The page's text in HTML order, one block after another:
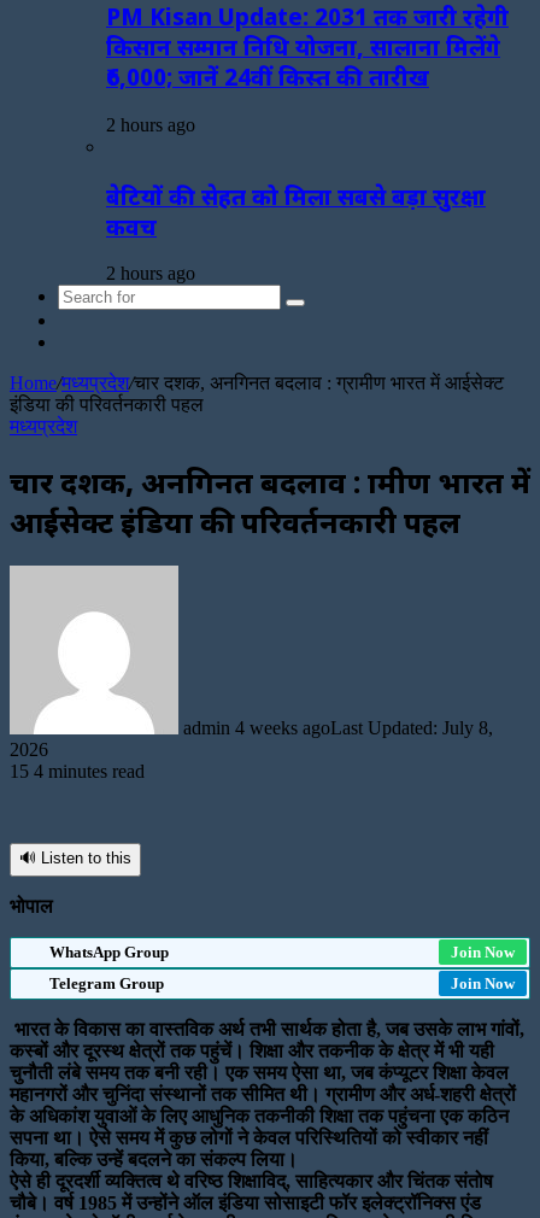
PM Kisan Update: 2031 तक जारी रहेगी
किसान सम्मान निधि योजना, सालाना मिलेंगे
₹6,000; जानें 24वीं किस्त की तारीख
2 hours ago
बेटियों की सेहत को मिला सबसे बड़ा सुरक्षा
कवच
2 hours ago
Search
Home/मध्यप्रदेश/चार दशक, अनगिनत बदलाव : ग्रामीण भारत में आईसेक्ट
इंडिया की परिवर्तनकारी पहल
मध्यप्रदेश
चार दशक, अनगिनत बदलाव : ग्रामीण भारत में
आईसेक्ट इंडिया की परिवर्तनकारी पहल
admin 4 weeks agoLast Updated: July 8,
2026
15 4 minutes read
🔊 Listen to this
भोपाल
WhatsApp Group
Join Now
Telegram Group
Join Now
भारत के विकास का वास्तविक अर्थ तभी सार्थक होता है, जब उसके लाभ गांवों,
कस्बों और दूरस्थ क्षेत्रों तक पहुंचें। शिक्षा और तकनीक के क्षेत्र में भी यही
चुनौती लंबे समय तक बनी रही। एक समय ऐसा था, जब कंप्यूटर शिक्षा केवल
महानगरों और चुनिंदा संस्थानों तक सीमित थी। ग्रामीण और अर्ध-शहरी क्षेत्रों
के अधिकांश युवाओं के लिए आधुनिक तकनीकी शिक्षा तक पहुंचना एक कठिन
सपना था। ऐसे समय में कुछ लोगों ने केवल परिस्थितियों को स्वीकार नहीं
किया, बल्कि उन्हें बदलने का संकल्प लिया।
ऐसे ही दूरदर्शी व्यक्तित्व थे वरिष्ठ शिक्षाविद्, साहित्यकार और चिंतक संतोष
चौबे। वर्ष 1985 में उन्होंने ऑल इंडिया सोसाइटी फॉर इलेक्ट्रॉनिक्स एंड